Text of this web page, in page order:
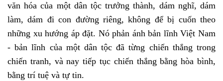
văn hóa của một dân tộc trưởng thành, dám nghĩ, dám
làm, dám đi con đường riêng, không để bị cuốn theo
những xu hướng áp đặt. Nó phản ánh bản lĩnh Việt Nam
- bản lĩnh của một dân tộc đã từng chiến thắng trong
chiến tranh, và nay tiếp tục chiến thắng bằng hòa bình,
bằng trí tuệ và tự tin.